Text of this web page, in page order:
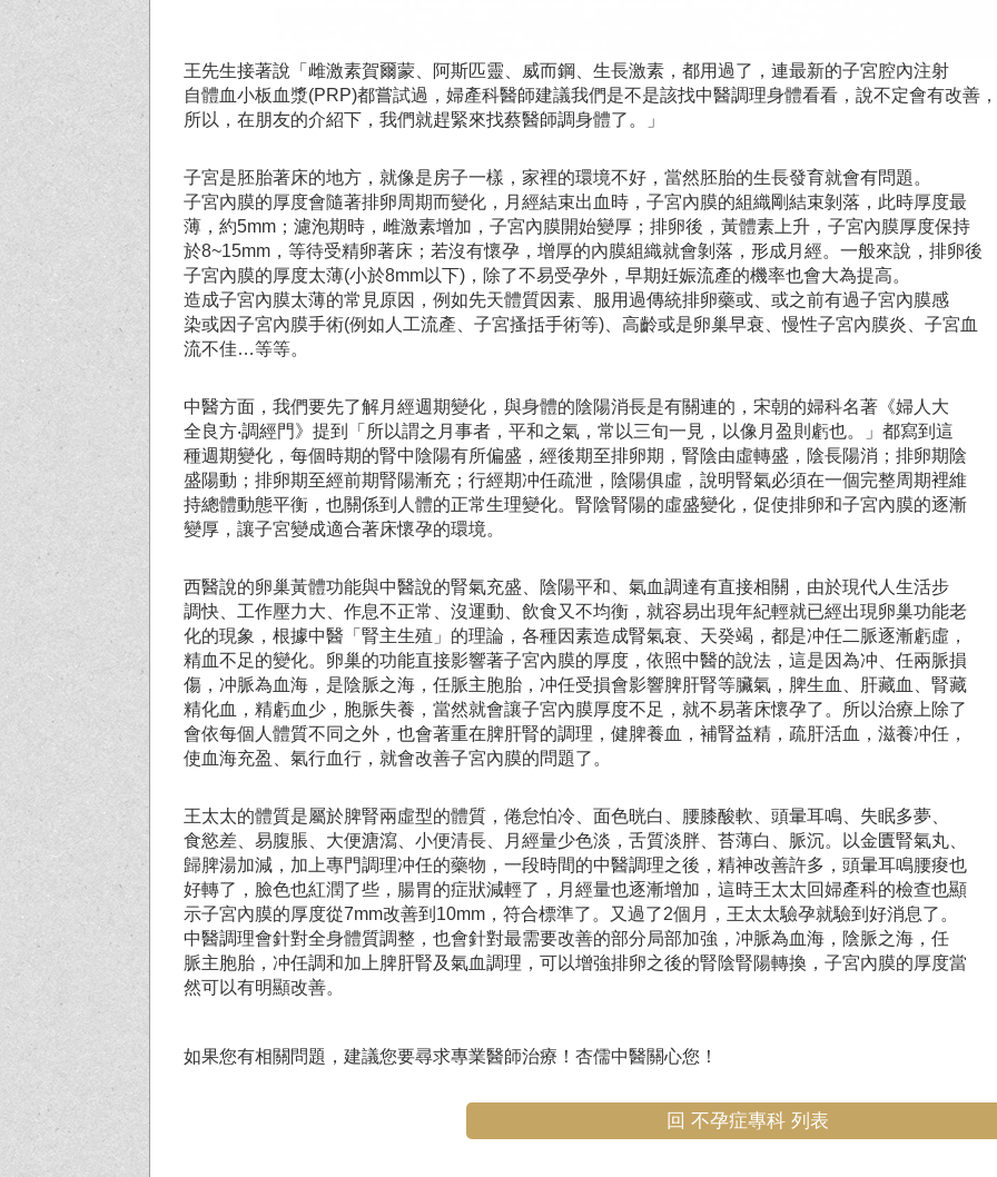
王先生接著說「雌激素賀爾蒙、阿斯匹靈、威而鋼、生長激素，都用過了，連最新的子宮腔內注射
自體血小板血漿(PRP)都嘗試過，婦產科醫師建議我們是不是該找中醫調理身體看看，說不定會有改善
所以，在朋友的介紹下，我們就趕緊來找蔡醫師調身體了。」
子宮是胚胎著床的地方，就像是房子一樣，家裡的環境不好，當然胚胎的生長發育就會有問題。
子宮內膜的厚度會隨著排卵周期而變化，月經結束出血時，子宮內膜的組織剛結束剝落，此時厚度最
薄，約5mm；濾泡期時，雌激素增加，子宮內膜開始變厚；排卵後，黃體素上升，子宮內膜厚度保持
於8~15mm，等待受精卵著床；若沒有懷孕，增厚的內膜組織就會剝落，形成月經。一般來說，排卵後
子宮內膜的厚度太薄(小於8mm以下)，除了不易受孕外，早期妊娠流產的機率也會大為提高。
造成子宮內膜太薄的常見原因，例如先天體質因素、服用過傳統排卵藥或、或之前有過子宮內膜感
染或因子宮內膜手術(例如人工流產、子宮搔括手術等)、高齡或是卵巢早衰、慢性子宮內膜炎、子宮血
流不佳…等等。
中醫方面，我們要先了解月經週期變化，與身體的陰陽消長是有關連的，宋朝的婦科名著《婦人大
全良方‧調經門》提到「所以謂之月事者，平和之氣，常以三旬一見，以像月盈則虧也。」都寫到這
種週期變化，每個時期的腎中陰陽有所偏盛，經後期至排卵期，腎陰由虛轉盛，陰長陽消；排卵期陰
盛陽動；排卵期至經前期腎陽漸充；行經期冲任疏泄，陰陽俱虛，說明腎氣必須在一個完整周期裡維
持總體動態平衡，也關係到人體的正常生理變化。腎陰腎陽的虛盛變化，促使排卵和子宮內膜的逐漸
變厚，讓子宮變成適合著床懷孕的環境。
西醫說的卵巢黃體功能與中醫說的腎氣充盛、陰陽平和、氣血調達有直接相關，由於現代人生活步
調快、工作壓力大、作息不正常、沒運動、飲食又不均衡，就容易出現年紀輕就已經出現卵巢功能老
化的現象，根據中醫「腎主生殖」的理論，各種因素造成腎氣衰、天癸竭，都是冲任二脈逐漸虧虛，
精血不足的變化。卵巢的功能直接影響著子宮內膜的厚度，依照中醫的說法，這是因為冲、任兩脈損
傷，冲脈為血海，是陰脈之海，任脈主胞胎，冲任受損會影響脾肝腎等臟氣，脾生血、肝藏血、腎藏
精化血，精虧血少，胞脈失養，當然就會讓子宮內膜厚度不足，就不易著床懷孕了。所以治療上除了
會依每個人體質不同之外，也會著重在脾肝腎的調理，健脾養血，補腎益精，疏肝活血，滋養冲任，
使血海充盈、氣行血行，就會改善子宮內膜的問題了。
王太太的體質是屬於脾腎兩虛型的體質，倦怠怕冷、面色晄白、腰膝酸軟、頭暈耳鳴、失眠多夢、
食慾差、易腹脹、大便溏瀉、小便清長、月經量少色淡，舌質淡胖、苔薄白、脈沉。以金匱腎氣丸、
歸脾湯加減，加上專門調理冲任的藥物，一段時間的中醫調理之後，精神改善許多，頭暈耳鳴腰痠也
好轉了，臉色也紅潤了些，腸胃的症狀減輕了，月經量也逐漸增加，這時王太太回婦產科的檢查也顯
示子宮內膜的厚度從7mm改善到10mm，符合標準了。又過了2個月，王太太驗孕就驗到好消息了。
中醫調理會針對全身體質調整，也會針對最需要改善的部分局部加強，冲脈為血海，陰脈之海，任
脈主胞胎，冲任調和加上脾肝腎及氣血調理，可以增強排卵之後的腎陰腎陽轉換，子宮內膜的厚度當
然可以有明顯改善。
如果您有相關問題，建議您要尋求專業醫師治療！杏儒中醫關心您！
回 不孕症專科 列表